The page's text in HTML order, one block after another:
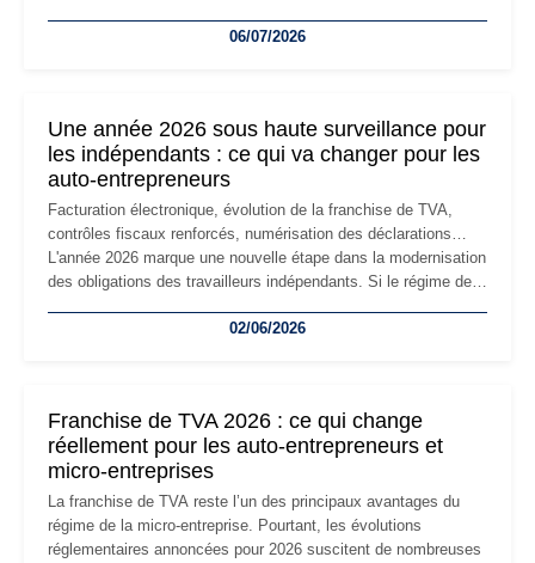
professionnels, recrutement, image de marque… Le
06/07/2026
Une année 2026 sous haute surveillance pour
les indépendants : ce qui va changer pour les
auto-entrepreneurs
Facturation électronique, évolution de la franchise de TVA,
contrôles fiscaux renforcés, numérisation des déclarations…
L'année 2026 marque une nouvelle étape dans la modernisation
des obligations des travailleurs indépendants. Si le régime de
les auto-entrepreneurs devront s'adapter à un environnement
02/06/2026
Franchise de TVA 2026 : ce qui change
réellement pour les auto-entrepreneurs et
micro-entreprises
La franchise de TVA reste l’un des principaux avantages du
régime de la micro-entreprise. Pourtant, les évolutions
réglementaires annoncées pour 2026 suscitent de nombreuses